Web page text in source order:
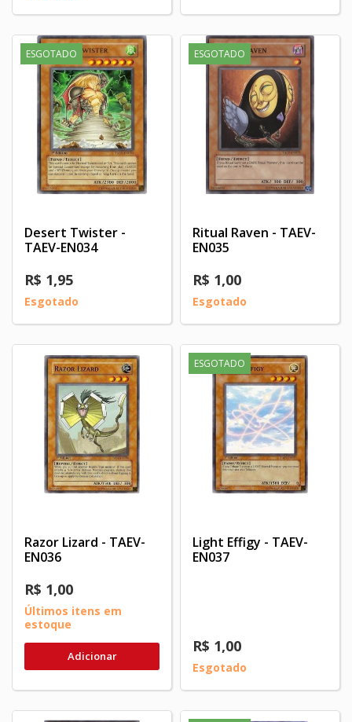
ESGOTADO
Desert Twister -
TAEV-EN034
R$ 1,95
Esgotado
ESGOTADO
Ritual Raven - TAEV-
EN035
R$ 1,00
Esgotado
Razor Lizard - TAEV-
EN036
R$ 1,00
Últimos itens em
estoque
Adicionar
ESGOTADO
Light Effigy - TAEV-
EN037
R$ 1,00
Esgotado